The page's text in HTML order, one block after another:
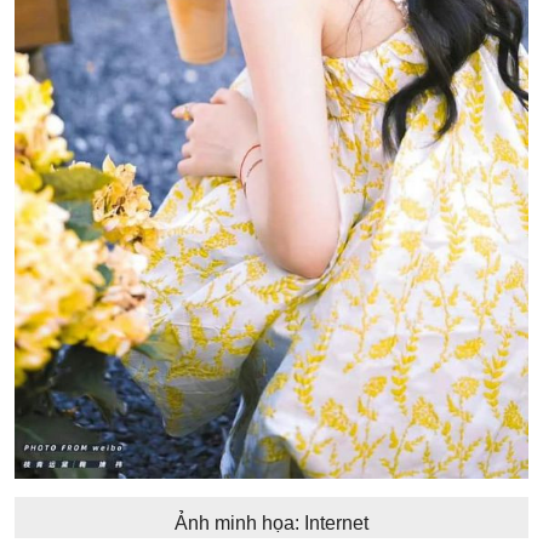
Ảnh minh họa: Internet